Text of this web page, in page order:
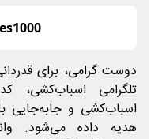
دوست گرامی، برای
تلگرامی اسباب‌کشی،
اسباب‌کشی و جابه‌جایی